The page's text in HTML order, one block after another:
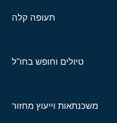
תעופה קלה
טיולים וחופש בחו"ל
משכנתאות וייעוץ מחזור